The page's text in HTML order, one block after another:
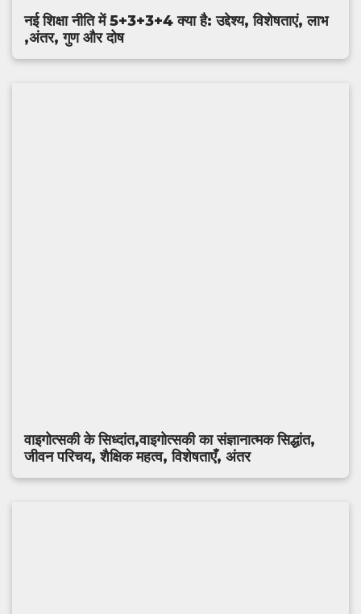
नई शिक्षा नीति में 5+3+3+4 क्या है: उद्देश्य, विशेषताएं, लाभ
,अंतर, गुण और दोष
वाइगोत्सकी के सिध्दांत,वाइगोत्सकी का संज्ञानात्मक सिद्धांत,
जीवन परिचय, शैक्षिक महत्व, विशेषताएँ, अंतर